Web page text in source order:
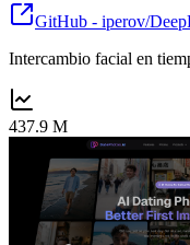
GitHub - iperov/
Intercambio facial en
437.9 M